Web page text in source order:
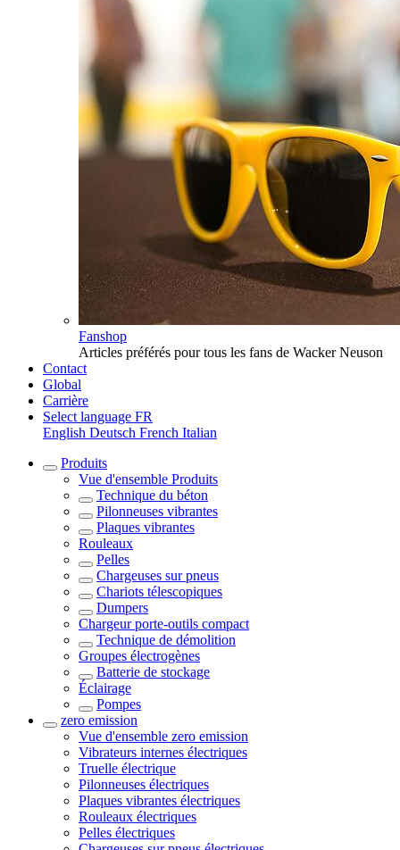
Fanshop
Articles préférés pour tous les fans de Wacker Neuson
Contact
Global
Carrière
Select language FR
English Deutsch French Italian
Produits
Vue d'ensemble Produits
Technique du béton
Pilonneuses vibrantes
Plaques vibrantes
Rouleaux
Pelles
Chargeuses sur pneus
Chariots télescopiques
Dumpers
Chargeur porte-outils compact
Technique de démolition
Groupes électrogènes
Batterie de stockage
Éclairage
Pompes
zero emission
Vue d'ensemble zero emission
Vibrateurs internes électriques
Truelle électrique
Pilonneuses électriques
Plaques vibrantes électriques
Rouleaux électriques
Pelles électriques